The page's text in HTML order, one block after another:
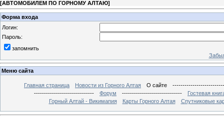
[АВТОМОБИЛЕМ ПО ГОРНОМУ АЛТАЮ]
Форма входа
Логин:
Пароль:
запомнить
Меню сайта
Главная страница Новости из Горного Алтая О сайте
------------------------------
Форум ------------------------------
Гостевая
Горный Алтай - Викимапия
Карты Горного Алтая Спутниковые